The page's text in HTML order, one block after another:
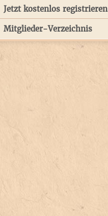
Jetzt kostenlos registrieren
Mitglieder-Verzeichnis